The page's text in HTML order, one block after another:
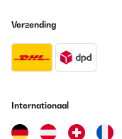
Verzending
Internationaal